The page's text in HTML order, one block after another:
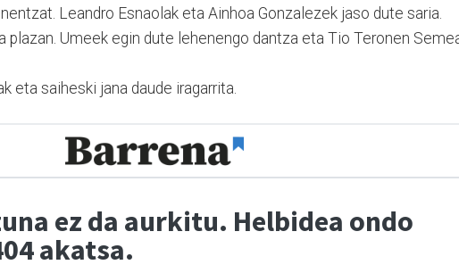
Leandro Esnaolak eta Ainhoa Gonzalezek jaso dute saria.
plazan. Umeek egin dute lehenengo dantza eta Tio Teronen
eta saiheski jana daude iragarrita.